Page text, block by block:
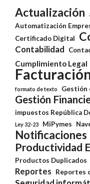
Actualización
Automatización
Certificado Digital
Contabilidad
Cumplimiento Legal
formato de texto
Gestión
Gestión
impuestos República
Ley 32-23 MiPymes
Notificaciones
Productividad
Productos Duplicados
Reportes
Reportes